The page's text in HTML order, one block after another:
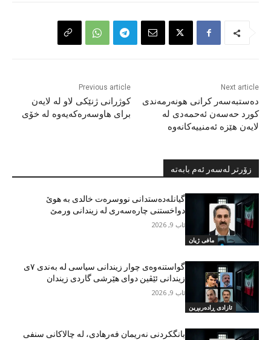
Previous article
کوژرانی ژنێکی لاو لە لایەن
برای هاوسەرەکەیەوە لە خۆی
Next article
دەستبەسەر کرانی هونەرمەندی
کورد حەسەن ئەحمەدی لە
لایەن هێزە ئەمنییەکانەوە
زۆرتر لەسەر ئەم بابەتە
مافی ژیان
گیانلەدەستدانی نووسرەت خالدی بە هوێ
دواخستنی چارەسەری لە زیندانی ورمێ
ئاب 9, 2026
ئازادی ڕادەربڕین
گواستنەوەی چوار زیندانی سیاسی لە بەندی ٧ی
زیندانی ئێڤین دوای هێرشی گاردی زیندان
ئاب 9, 2026
بانگکردنی نەریمان فەرهادی، لە چالاکانی سنفی